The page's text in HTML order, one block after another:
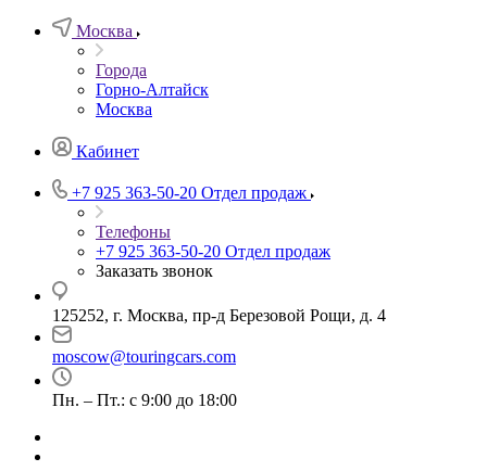
Москва
Города
Горно-Алтайск
Москва
Кабинет
+7 925 363-50-20 Отдел продаж
Телефоны
+7 925 363-50-20 Отдел продаж
Заказать звонок
125252, г. Москва, пр-д Березовой Рощи, д. 4
moscow@touringcars.com
Пн. – Пт.: с 9:00 до 18:00